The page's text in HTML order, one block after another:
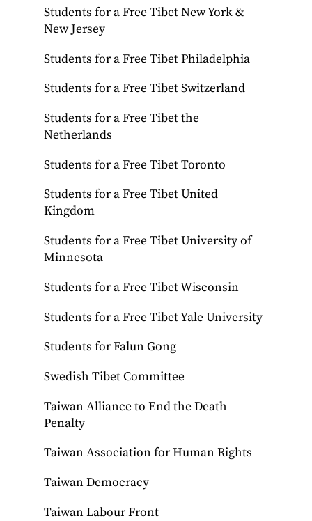
Students for a Free Tibet New York &
New Jersey
Students for a Free Tibet Philadelphia
Students for a Free Tibet Switzerland
Students for a Free Tibet the
Netherlands
Students for a Free Tibet Toronto
Students for a Free Tibet United
Kingdom
Students for a Free Tibet University of
Minnesota
Students for a Free Tibet Wisconsin
Students for a Free Tibet Yale University
Students for Falun Gong
Swedish Tibet Committee
Taiwan Alliance to End the Death
Penalty
Taiwan Association for Human Rights
Taiwan Democracy
Taiwan Labour Front